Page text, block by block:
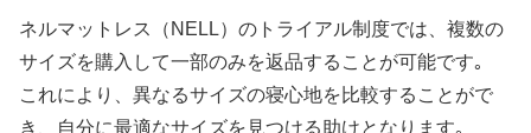
ネルマットレス（NELL）のトライアル制度では、複数の
サイズを購入して一部のみを返品することが可能です｡
これにより、異なるサイズの寝心地を比較することがで
き、自分に最適なサイズを見つける助けとなります｡